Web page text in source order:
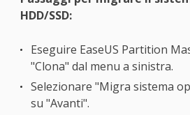
HDD/SSD:
Eseguire EaseUS Partition
"Clona" dal menu a sinistra.
Selezionare "Migra sistema
su "Avanti".